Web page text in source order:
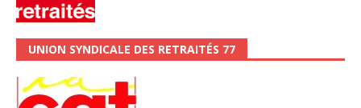
UNION SYNDICALE DES RETRAITÉS 77